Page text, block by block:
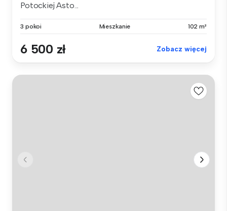
Potockiej Asto...
3 pokoi Mieszkanie 102 m²
6 500 zł Zobacz więcej